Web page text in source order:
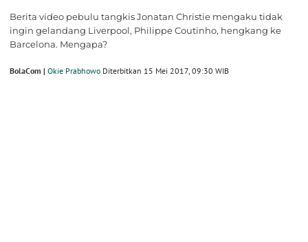
Berita video pebulu tangkis Jonatan Christie mengaku tidak
ingin gelandang Liverpool, Philippe Coutinho, hengkang ke
Barcelona. Mengapa?
BolaCom | Okie Prabhowo Diterbitkan 15 Mei 2017, 09:30 WIB